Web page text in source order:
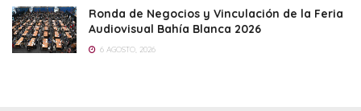
Ronda de Negocios y Vinculación de la Feria
Audiovisual Bahía Blanca 2026
6 AGOSTO, 2026